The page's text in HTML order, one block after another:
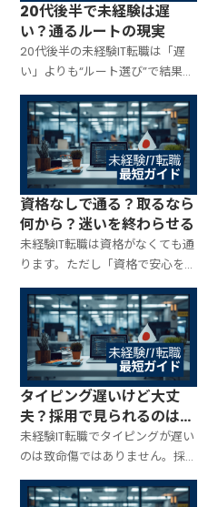
20代後半で未経験は遅
い？通るルートの現実
20代後半の未経験IT転職は「遅
い」よりも“ルート選び”で結果が
決まります。採用側が見ているポ
イント、通りやすい職種と入り
方、落ちやすい進め方を整理し
て、最短で通る現実ルートに戻し
ます。
資格なしで通る？取るなら
何から？迷いを終わらせる
未経験IT転職は資格がなくても通
ります。ただし「資格で安心を作
るべき場面」もある。取らない/
取るの判断基準と、職種別に最短
で効く資格の順番を整理して、迷
いを止めます。
タイピング遅いけど大丈
夫？採用で見られるのはそ
こじゃない
未経験IT転職でタイピングが遅い
のは致命傷ではありません。採
用側が見ているのは速度より
「仕事の進め方」。ただし改善